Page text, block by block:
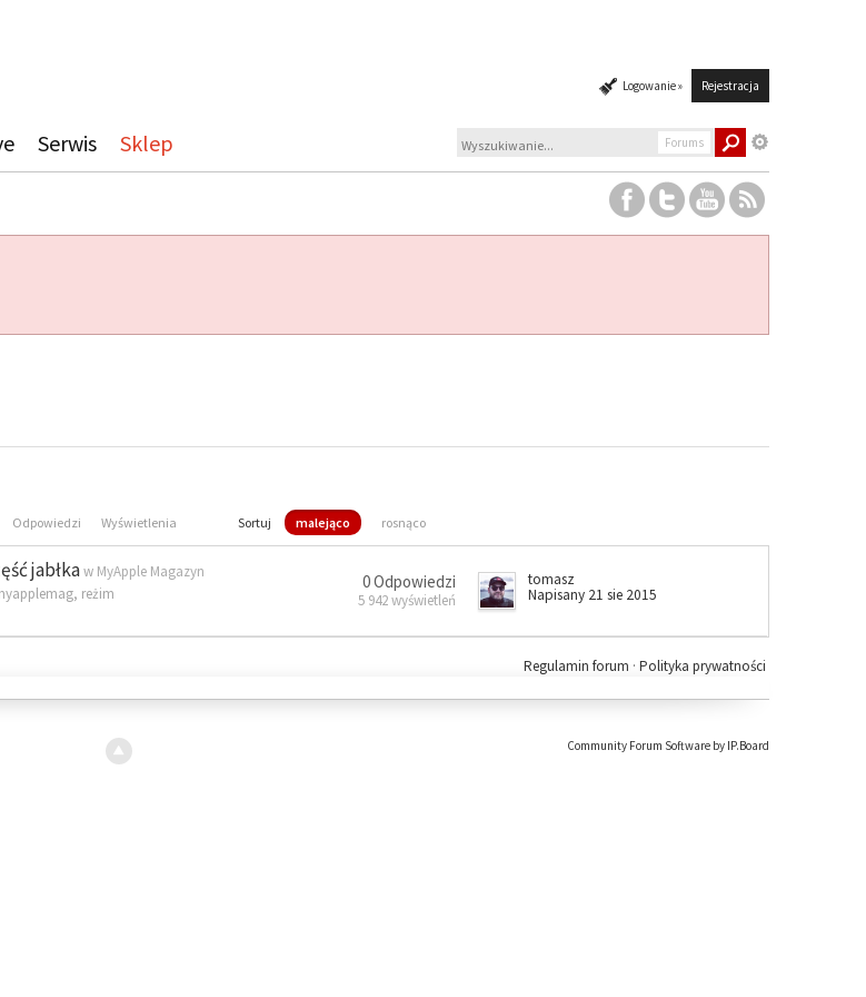
Logowanie » Rejestracja
Serwis Sklep Forums
Odpowiedzi Wyświetlenia Sortuj malejąco rosnąco
jabłkaw MyApple Magazyn
, reżim
0 Odpowiedzi
5 942 wyświetleń
tomasz
Napisany 21 sie 2015
Polityka prywatności
Regulamin forum ·
Community Forum Software by IP.Board